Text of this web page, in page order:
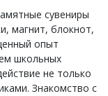
сувениры
магнит, блокнот,
опыт
школьных
не только
Знакомство с